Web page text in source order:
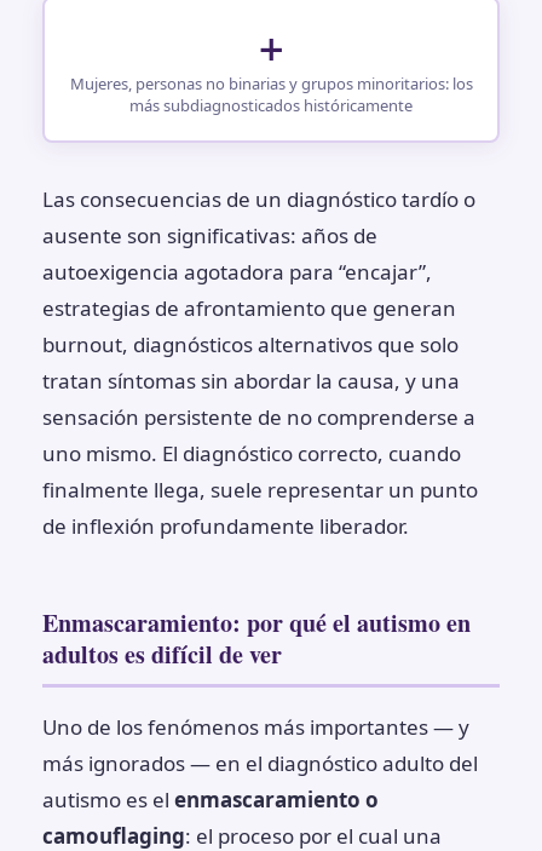
+
Mujeres, personas no binarias y grupos minoritarios: los
más subdiagnosticados históricamente
Las consecuencias de un diagnóstico tardío o
ausente son significativas: años de
autoexigencia agotadora para “encajar”,
estrategias de afrontamiento que generan
burnout, diagnósticos alternativos que solo
tratan síntomas sin abordar la causa, y una
sensación persistente de no comprenderse a
uno mismo. El diagnóstico correcto, cuando
finalmente llega, suele representar un punto
de inflexión profundamente liberador.
Enmascaramiento: por qué el autismo en
adultos es difícil de ver
Uno de los fenómenos más importantes — y
más ignorados — en el diagnóstico adulto del
autismo es el enmascaramiento o
camouflaging: el proceso por el cual una